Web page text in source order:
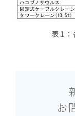
表1：
お